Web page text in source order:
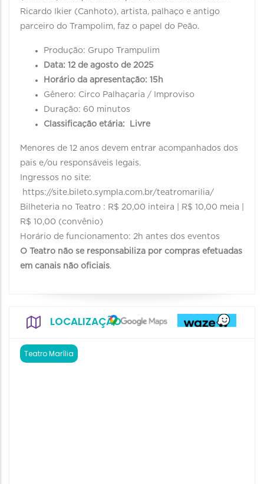
Ricardo Ikier (Canhoto), artista, palhaço e antigo
parceiro do Trampolim, faz o papel do Peão.
Produção: Grupo Trampulim
Data: 12 de agosto de 2025
Horário da apresentação: 15h
Gênero: Circo Palhaçaria / Improviso
Duração: 60 minutos
Classificação etária: Livre
Menores de 12 anos devem entrar acompanhados dos
pais e/ou responsáveis legais.
Ingressos no site:
https://site.bileto.sympla.com.br/teatromarilia/
Bilheteria no Teatro : R$ 20,00 inteira | R$ 10,00 meia |
R$ 10,00 (convênio)
Horário de funcionamento: 2h antes dos eventos
O Teatro não se responsabiliza por compras efetuadas
em canais não oficiais.
LOCALIZAÇÃO
Teatro Marília